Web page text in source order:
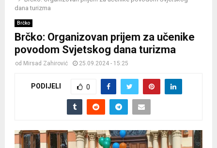
dana turizma
Brčko
Brčko: Organizovan prijem za učenike
povodom Svjetskog dana turizma
od Mirsad Zahirović 25.09.2024 - 15:25
PODIJELI 0